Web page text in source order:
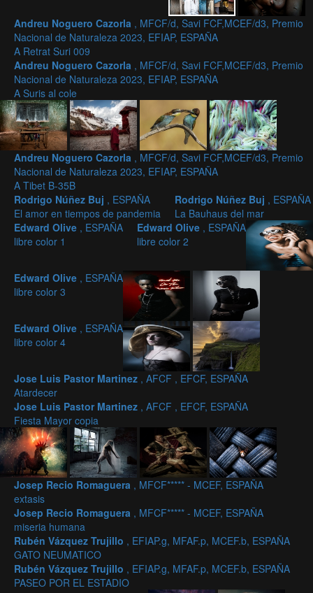
Andreu Noguero Cazorla , MFCF/d, Savi FCF,MCEF/d3, Premio
Nacional de Naturaleza 2023, EFIAP, ESPAÑA
A Retrat Suri 009
Andreu Noguero Cazorla , MFCF/d, Savi FCF,MCEF/d3, Premio
Nacional de Naturaleza 2023, EFIAP, ESPAÑA
A Suris al cole
Andreu Noguero Cazorla , MFCF/d, Savi FCF,MCEF/d3, Premio
Nacional de Naturaleza 2023, EFIAP, ESPAÑA
A Tibet B-35B
Rodrigo Núñez Buj , ESPAÑA
El amor en tiempos de pandemia
Rodrigo Núñez Buj , ESPAÑA
La Bauhaus del mar
Edward Olive , ESPAÑA
libre color 1
Edward Olive , ESPAÑA
libre color 2
Edward Olive , ESPAÑA
libre color 3
Edward Olive , ESPAÑA
libre color 4
Jose Luis Pastor Martinez , AFCF , EFCF, ESPAÑA
Atardecer
Jose Luis Pastor Martinez , AFCF , EFCF, ESPAÑA
Fiesta Mayor copia
Josep Recio Romaguera , MFCF***** - MCEF, ESPAÑA
extasis
Josep Recio Romaguera , MFCF***** - MCEF, ESPAÑA
miseria humana
Rubén Vázquez Trujillo , EFIAP.g, MFAF.p, MCEF.b, ESPAÑA
GATO NEUMATICO
Rubén Vázquez Trujillo , EFIAP.g, MFAF.p, MCEF.b, ESPAÑA
PASEO POR EL ESTADIO